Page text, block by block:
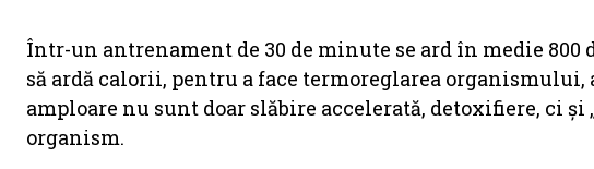
Într-un antrenament de 30 de minute se ard în medie
să ardă calorii, pentru a face termoreglarea
amploare nu sunt doar slăbire accelerată, detoxifiere, ci și
organism.